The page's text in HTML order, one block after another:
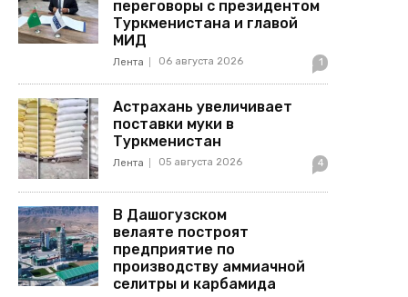
переговоры с президентом
Туркменистана и главой
МИД
Лента 06 августа 2026 1
Астрахань увеличивает
поставки муки в
Туркменистан
Лента 05 августа 2026 4
В Дашогузском
велаяте построят
предприятие по
производству аммиачной
селитры и карбамида